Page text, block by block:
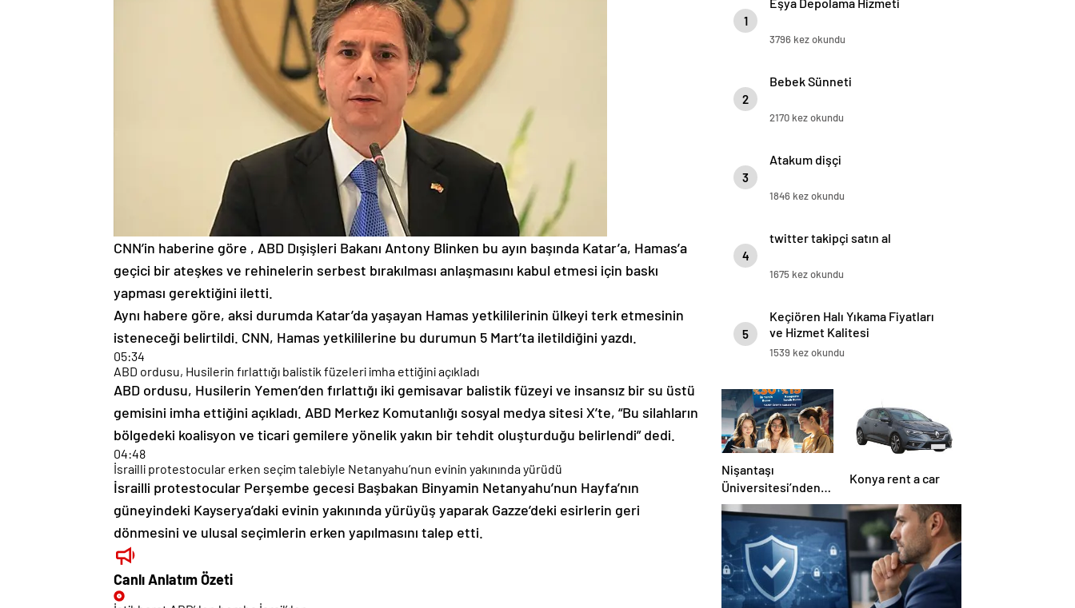
CNN’in haberine göre , ABD Dışişleri Bakanı Antony Blinken bu ayın başında Katar’a, Hamas’a
geçici bir ateşkes ve rehinelerin serbest bırakılması anlaşmasını kabul etmesi için baskı
yapması gerektiğini iletti.
Aynı habere göre, aksi durumda Katar’da yaşayan Hamas yetkililerinin ülkeyi terk etmesinin
isteneceği belirtildi. CNN, Hamas yetkililerine bu durumun 5 Mart’ta iletildiğini yazdı.
05:34
ABD ordusu, Husilerin fırlattığı balistik füzeleri imha ettiğini açıkladı
ABD ordusu, Husilerin Yemen’den fırlattığı iki gemisavar balistik füzeyi ve insansız bir su üstü
gemisini imha ettiğini açıkladı. ABD Merkez Komutanlığı sosyal medya sitesi X’te, “Bu silahların
bölgedeki koalisyon ve ticari gemilere yönelik yakın bir tehdit oluşturduğu belirlendi” dedi.
04:48
İsrailli protestocular erken seçim talebiyle Netanyahu’nun evinin yakınında yürüdü
İsrailli protestocular Perşembe gecesi Başbakan Binyamin Netanyahu’nun Hayfa’nın
güneyindeki Kayserya’daki evinin yakınında yürüyüş yaparak Gazze’deki esirlerin geri
dönmesini ve ulusal seçimlerin erken yapılmasını talep etti.
Canlı Anlatım Özeti
İstihbarat ABD’den bomba İsrail’den
1
2
3
4
5
ve Hizmet Kalitesi
1539 kez okundu
Nişantaşı
Üniversitesi’nden
2026 YKS
Adaylarına Çifte
Güvence: Sabit
Ücret ve Kesintisiz
Burs